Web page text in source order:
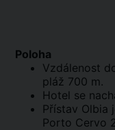
Poloha
Vzdálenost
pláž 700 m.
Hotel se
Přístav Olbia
Porto Cervo